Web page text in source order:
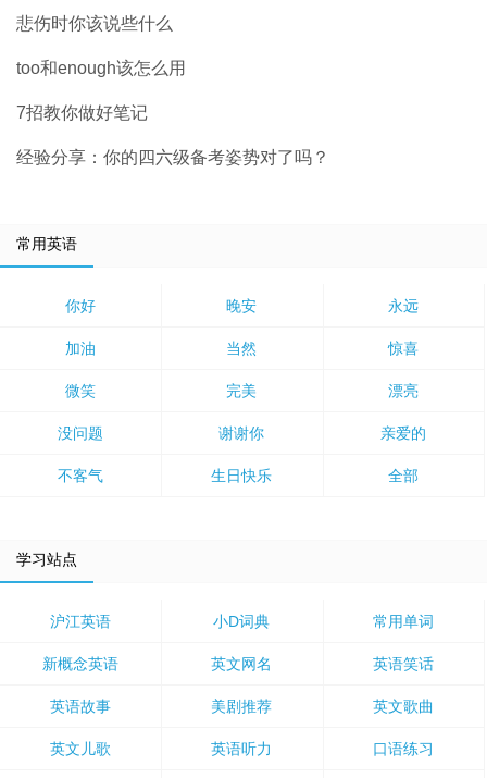
悲伤时你该说些什么
too和enough该怎么用
7招教你做好笔记
经验分享：你的四六级备考姿势对了吗？
常用英语
你好 晚安 永远
加油 当然 惊喜
微笑 完美 漂亮
没问题 谢谢你 亲爱的
不客气 生日快乐 全部
学习站点
沪江英语 小D词典 常用单词
新概念英语 英文网名 英语笑话
英语故事 美剧推荐 英文歌曲
英文儿歌 英语听力 口语练习